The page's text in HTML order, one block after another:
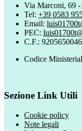
Via Marconi, 69
Tel: +39 0583
Email:
PEC:
C.F.:
Codice
Sezione Link Utili
Cookie policy
Note legali